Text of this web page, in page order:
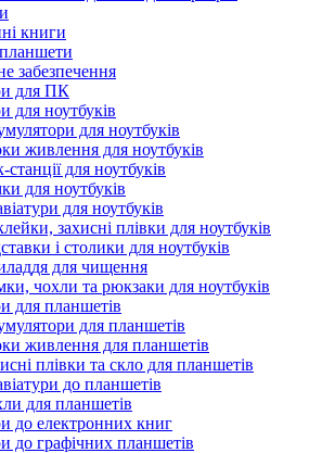
книги
забезпечення
для ПК
для ноутбуків
для ноутбуків
живлення для ноутбуків
станції для ноутбуків
для ноутбуків
для ноутбуків
захисні плівки для ноутбуків
і столики для ноутбуків
для чищення
чохли та рюкзаки для ноутбуків
для планшетів
для планшетів
живлення для планшетів
плівки та скло для планшетів
до планшетів
для планшетів
до електронних книг
дo графічних планшетів